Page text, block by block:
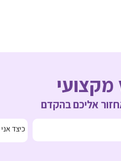
מקצועי
אליכם בהקדם